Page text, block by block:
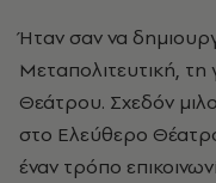
Ήταν σαν να
Μεταπολιτευτική,
Θεάτρου. Σχεδόν
στο Ελεύθερο
έναν τρόπο